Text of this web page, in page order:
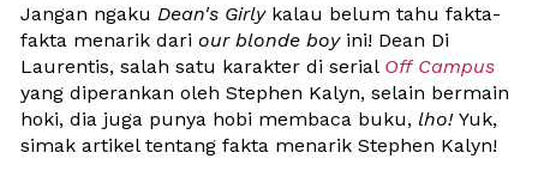
Jangan ngaku Dean's Girly kalau belum tahu fakta-
fakta menarik dari our blonde boy ini! Dean Di
Laurentis, salah satu karakter di serial Off Campus
yang diperankan oleh Stephen Kalyn, selain bermain
hoki, dia juga punya hobi membaca buku, lho! Yuk,
simak artikel tentang fakta menarik Stephen Kalyn!